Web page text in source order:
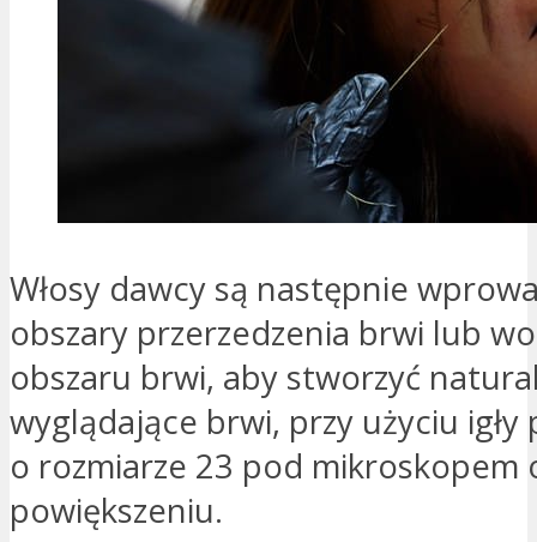
Włosy dawcy są następnie
obszary przerzedzenia brwi lub
obszaru brwi, aby stworzyć
wyglądające brwi, przy użyciu
o rozmiarze 23 pod mikroskopem
powiększeniu.